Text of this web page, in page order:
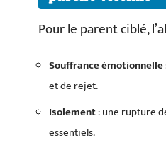
Pour le parent ciblé,
Souffrance émotionnelle
et de rejet.
Isolement: une rupture
essentiels.